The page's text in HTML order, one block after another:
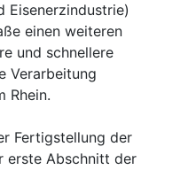
Eisenerzindustrie)
einen weiteren
und schnellere
Verarbeitung
Rhein.
Fertigstellung der
erste Abschnitt der